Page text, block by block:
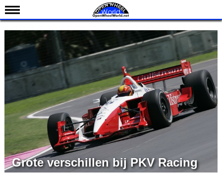
Nieuws
Kalender
Uitslagen
Standen
Coureurs
Teams
IndyCar 101
Indy 500
English
Grote verschillen bij PKV Racing